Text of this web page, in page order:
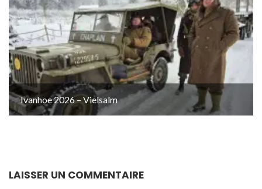
Ivanhoe 2026 – Vielsalm
LAISSER UN COMMENTAIRE